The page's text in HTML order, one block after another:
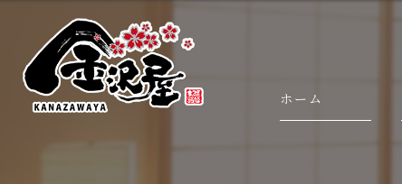
ホーム